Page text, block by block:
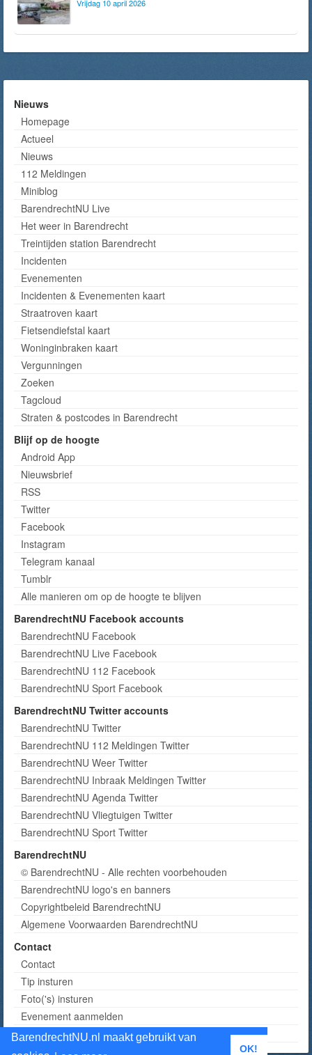
BarendrechtNU.nl maakt gebruikt van
OK!
Vrijdag 10 april 2026
Nieuws
Homepage
Actueel
Nieuws
112 Meldingen
Miniblog
BarendrechtNU Live
Het weer in Barendrecht
Treintijden station Barendrecht
Incidenten
Evenementen
Incidenten & Evenementen kaart
Straatroven kaart
Fietsendiefstal kaart
Woninginbraken kaart
Vergunningen
Zoeken
Tagcloud
Straten & postcodes in Barendrecht
Blijf op de hoogte
Android App
Nieuwsbrief
RSS
Twitter
Facebook
Instagram
Telegram kanaal
Tumblr
Alle manieren om op de hoogte te blijven
BarendrechtNU Facebook accounts
BarendrechtNU Facebook
BarendrechtNU Live Facebook
BarendrechtNU 112 Facebook
BarendrechtNU Sport Facebook
BarendrechtNU Twitter accounts
BarendrechtNU Twitter
BarendrechtNU 112 Meldingen Twitter
BarendrechtNU Weer Twitter
BarendrechtNU Inbraak Meldingen Twitter
BarendrechtNU Agenda Twitter
BarendrechtNU Vliegtuigen Twitter
BarendrechtNU Sport Twitter
BarendrechtNU
© BarendrechtNU - Alle rechten voorbehouden
BarendrechtNU logo's en banners
Copyrightbeleid BarendrechtNU
Algemene Voorwaarden BarendrechtNU
Contact
Contact
Tip insturen
Foto('s) insturen
Evenement aanmelden
Informatie aanvragen adverteren